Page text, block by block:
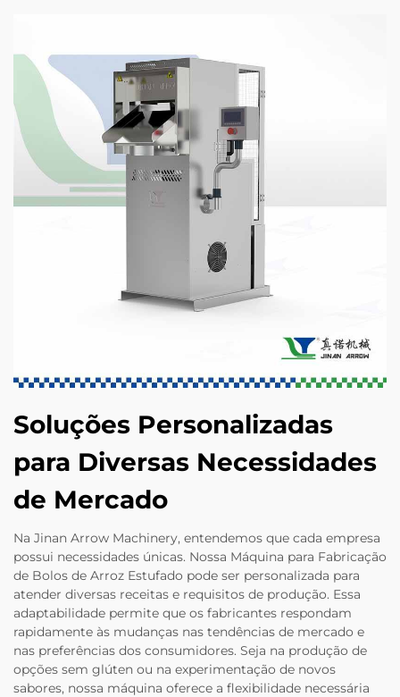
Soluções Personalizadas
para Diversas Necessidades
de Mercado
Na Jinan Arrow Machinery, entendemos que cada empresa
possui necessidades únicas. Nossa Máquina para Fabricação
de Bolos de Arroz Estufado pode ser personalizada para
atender diversas receitas e requisitos de produção. Essa
adaptabilidade permite que os fabricantes respondam
rapidamente às mudanças nas tendências de mercado e
nas preferências dos consumidores. Seja na produção de
opções sem glúten ou na experimentação de novos
sabores, nossa máquina oferece a flexibilidade necessária